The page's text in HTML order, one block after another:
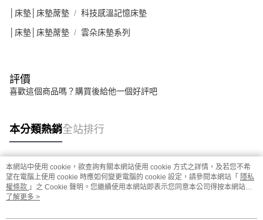
│床墊│床墊蓆墊 科技感溫記憶床墊
│床墊│床墊蓆墊 雲朵床墊系列
評價
喜歡這個商品嗎？購買後給他一個好評吧
本分類熱銷全站排行
熱門標籤
本網站中使用 cookie，欲查詢有關本網站使用 cookie 方式之詳情，及若您不希
望在電腦上使用 cookie 時應如何變更電腦的 cookie 設定，請參閱本網站「 隱私
權條款 」之 Cookie 聲明。您繼續使用本網站即表示您同意本公司得按本網站使
用條款之 Cookie 聲明使用 cookie。
了解更多 >